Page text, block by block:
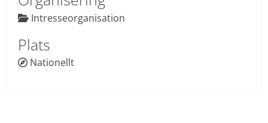
 Intresseorganisation
Plats
 Nationellt